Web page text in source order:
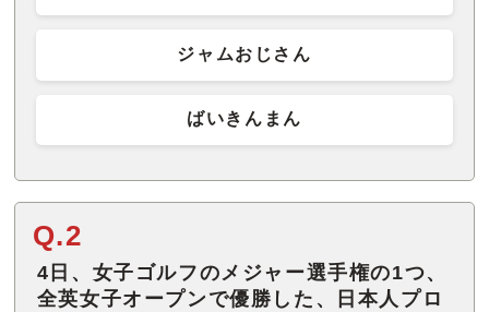
ジャムおじさん
ばいきんまん
Q.2
4日、女子ゴルフのメジャー選手権の1つ、
全英女子オープンで優勝した、日本人プロ